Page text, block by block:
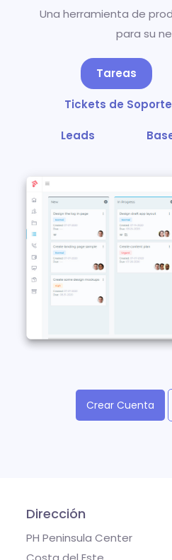
Una herramienta de
para su
Tareas
Tickets de Soporte
Leads
Crear Cuenta
Dirección
PH Peninsula Center